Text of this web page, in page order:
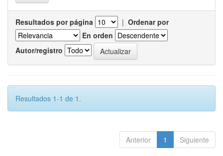
Resultados por página | Ordenar por
En orden
Autor/registro
Resultados 1-1 de 1.
Anterior 1 Siguiente